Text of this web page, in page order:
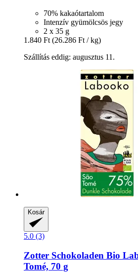
70% kakaótartalom
Intenzív gyümölcsös jegy
2 x 35 g
1.840 Ft (26.286 Ft / kg)
Szállítás eddig: augusztus 11.
Kosár
5.0 (3)
Zotter Schokoladen Bio
Tomé, 70 g